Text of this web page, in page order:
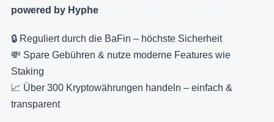
powered by Hyphe
🔒 Reguliert durch die BaFin – höchste Sicherheit
💸 Spare Gebühren & nutze moderne Features wie
Staking
📈 Über 300 Kryptowährungen handeln – einfach &
transparent